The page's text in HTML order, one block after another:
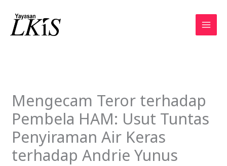
konten
Mengecam Teror terhadap
Pembela HAM: Usut Tuntas
Penyiraman Air Keras
terhadap Andrie Yunus